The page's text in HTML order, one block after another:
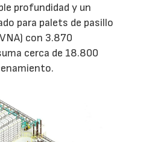
profundidad y un
para palets de pasillo
con 3.870
cerca de 18.800